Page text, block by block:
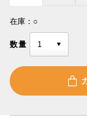
在庫： ○
数量